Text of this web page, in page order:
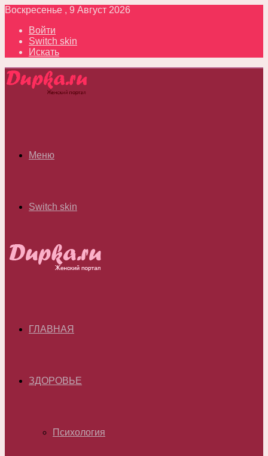
Воскресенье , 9 Август 2026
Войти
Switch skin
Искать
Меню
Switch skin
ГЛАВНАЯ
ЗДОРОВЬЕ
Психология